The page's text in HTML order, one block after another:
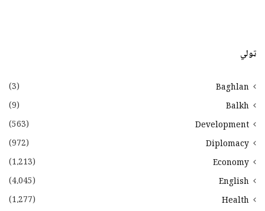
ټولي
Baghlan
(3)
Balkh
(9)
Development
(563)
Diplomacy
(972)
Economy
(1،213)
English
(4،045)
Health
(1،277)